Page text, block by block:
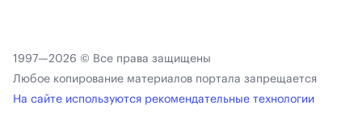
1997—2026 © Все права защищены
Любое копирование материалов портала запрещается
На сайте используются рекомендательные технологии